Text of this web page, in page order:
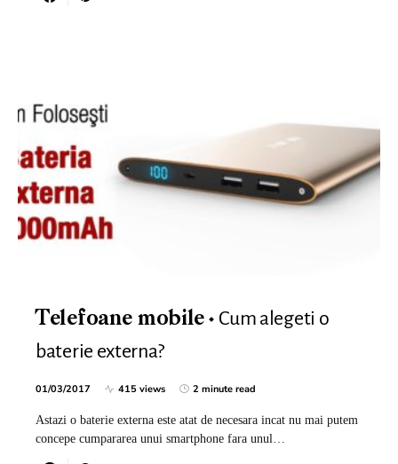
Telefoane mobile
Cum alegeti o
baterie externa?
01/03/2017 415 views 2 minute read
Astazi o baterie externa este atat de necesara incat nu mai putem
concepe cumpararea unui smartphone fara unul…